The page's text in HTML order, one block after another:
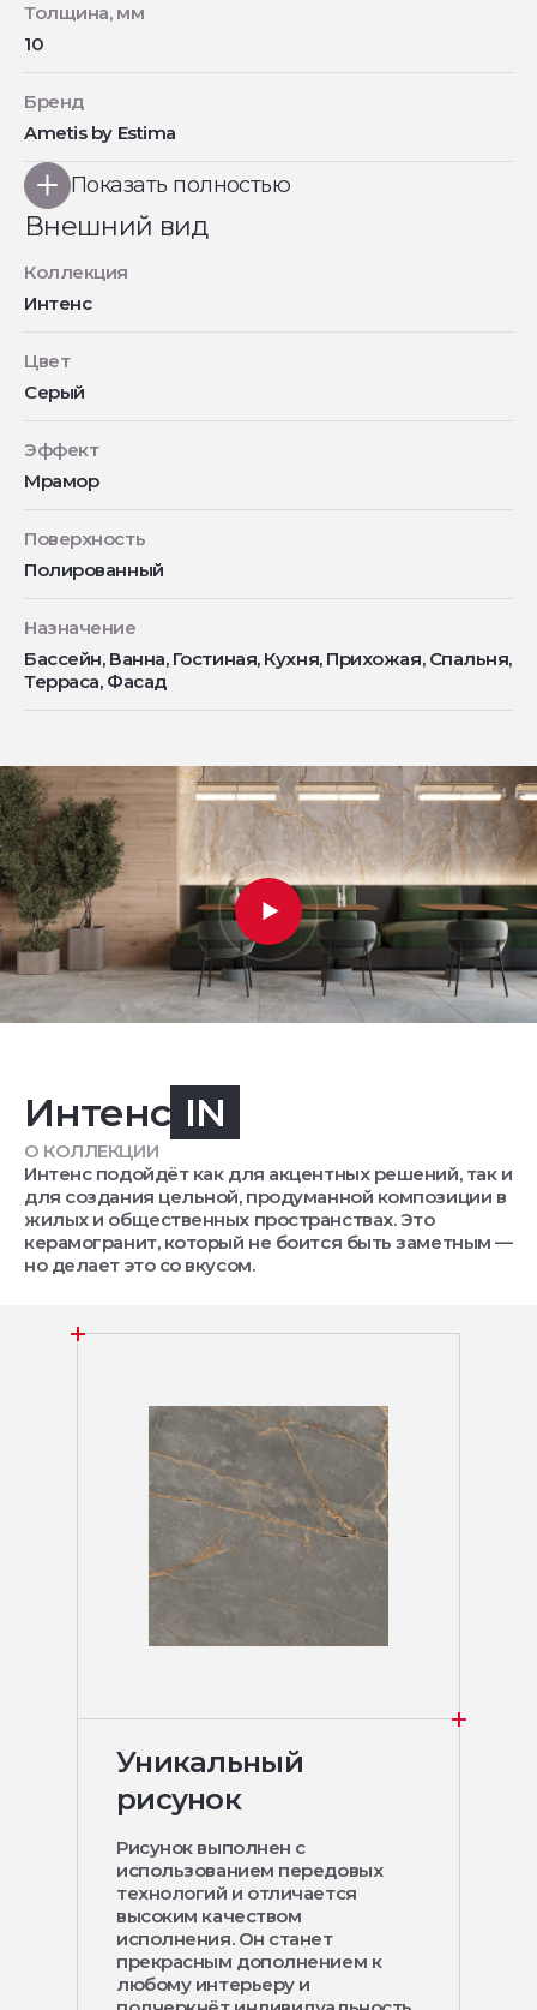
Толщина, мм
10
Бренд
Ametis by Estima
Показать полностью
Внешний вид
Коллекция
Интенс
Цвет
Серый
Эффект
Мрамор
Поверхность
Полированный
Назначение
Бассейн, Ванна, Гостиная, Кухня, Прихожая, Спальня,
Терраса, Фасад
Интенс IN
О КОЛЛЕКЦИИ
Интенс подойдёт как для акцентных решений, так и
для создания цельной, продуманной композиции в
жилых и общественных пространствах. Это
керамогранит, который не боится быть заметным —
но делает это со вкусом.
Уникальный
рисунок
Рисунок выполнен с
использованием передовых
технологий и отличается
высоким качеством
исполнения. Он станет
прекрасным дополнением к
любому интерьеру и